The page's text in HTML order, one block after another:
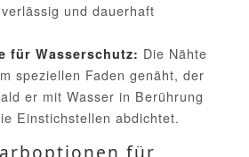
und dauerhaft
für Wasserschutz: Die Nähte
speziellen Faden genäht, der
er mit Wasser in Berührung
Einstichstellen abdichtet.